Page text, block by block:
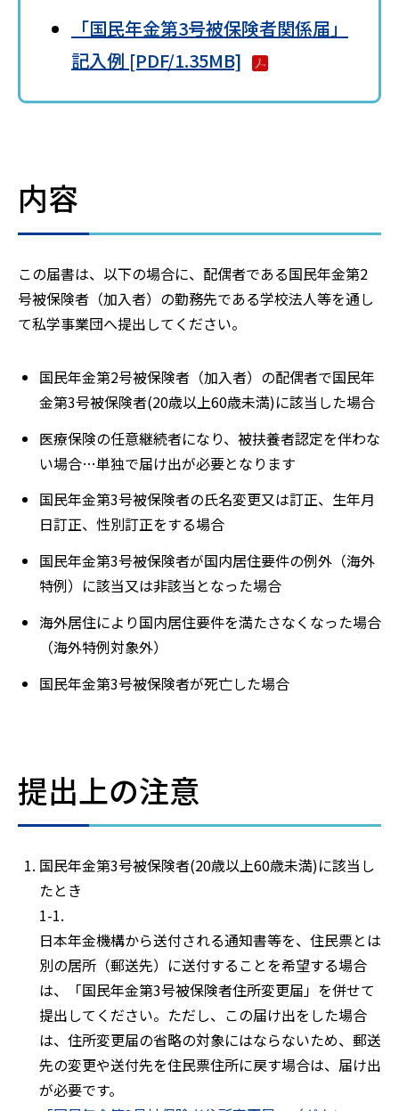
「国民年金第3号被保険者関係届」
記入例 [PDF/1.35MB]
内容
この届書は、以下の場合に、配偶者である国民年金第2
号被保険者（加入者）の勤務先である学校法人等を通し
て私学事業団へ提出してください。
国民年金第2号被保険者（加入者）の配偶者で国民年
金第3号被保険者(20歳以上60歳未満)に該当した場合
医療保険の任意継続者になり、被扶養者認定を伴わな
い場合…単独で届け出が必要となります
国民年金第3号被保険者の氏名変更又は訂正、生年月
日訂正、性別訂正をする場合
国民年金第3号被保険者が国内居住要件の例外（海外
特例）に該当又は非該当となった場合
海外居住により国内居住要件を満たさなくなった場合
（海外特例対象外）
国民年金第3号被保険者が死亡した場合
提出上の注意
国民年金第3号被保険者(20歳以上60歳未満)に該当し
たとき
1-1.
日本年金機構から送付される通知書等を、住民票とは
別の居所（郵送先）に送付することを希望する場合
は、「国民年金第3号被保険者住所変更届」を併せて
提出してください。ただし、この届け出をした場合
は、住所変更届の省略の対象にはならないため、郵送
先の変更や送付先を住民票住所に戻す場合は、届け出
が必要です。